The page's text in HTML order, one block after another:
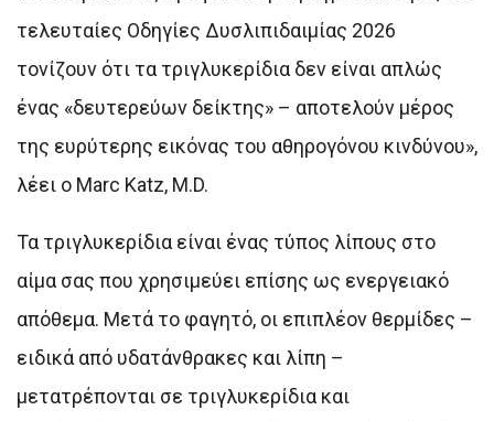
τελευταίες Οδηγίες Δυσλιπιδαιμίας 2026
τονίζουν ότι τα τριγλυκερίδια δεν είναι απλώς
ένας «δευτερεύων δείκτης» – αποτελούν μέρος
της ευρύτερης εικόνας του αθηρογόνου κινδύνου»,
λέει ο Marc Katz, M.D.
Τα τριγλυκερίδια είναι ένας τύπος λίπους στο
αίμα σας που χρησιμεύει επίσης ως ενεργειακό
απόθεμα. Μετά το φαγητό, οι επιπλέον θερμίδες –
ειδικά από υδατάνθρακες και λίπη –
μετατρέπονται σε τριγλυκερίδια και